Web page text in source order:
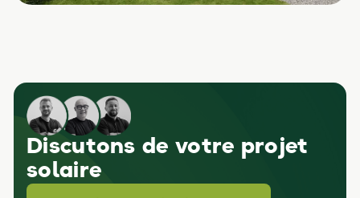
Discutons de votre projet
solaire